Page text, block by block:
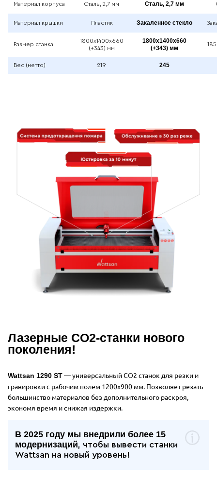
Материал корпуса Сталь, 2,7 мм Сталь, 2,7 мм
Материал крышки Пластик Закаленное стекло
Размер станка
1800x1400x660
(+343) мм
1800x1400x660
(+343) мм
Вес (нетто) 219 245
Лазерные CO2-станки нового
поколения!
Wattsan 1290 ST— универсальный CO2 станок для резки и
гравировки с рабочим полем 1200x900 мм. Позволяет резать
большинство материалов без дополнительного раскроя,
экономя время и снижая издержки.
В 2025 году мы внедрили более 15
модернизаций, чтобы вывести станки
Wattsan на новый уровень!